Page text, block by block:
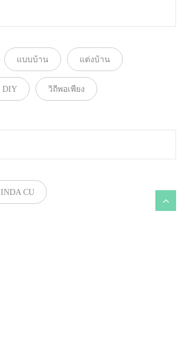
แบบบ้าน แต่งบ้าน
DIY วิถีพอเพียง
INDA CU